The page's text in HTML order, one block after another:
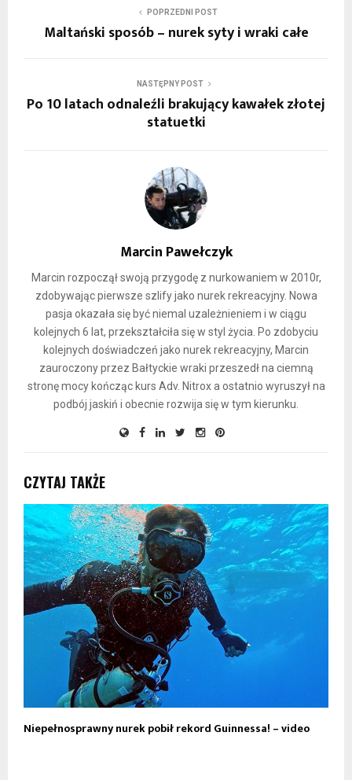
POPRZEDNI POST
Maltański sposób – nurek syty i wraki całe
NASTĘPNY POST
Po 10 latach odnaleźli brakujący kawałek złotej
statuetki
Marcin Pawełczyk
Marcin rozpoczął swoją przygodę z nurkowaniem w 2010r,
zdobywając pierwsze szlify jako nurek rekreacyjny. Nowa
pasja okazała się być niemal uzależnieniem i w ciągu
kolejnych 6 lat, przekształciła się w styl życia. Po zdobyciu
kolejnych doświadczeń jako nurek rekreacyjny, Marcin
zauroczony przez Bałtyckie wraki przeszedł na ciemną
stronę mocy kończąc kurs Adv. Nitrox a ostatnio wyruszył na
podbój jaskiń i obecnie rozwija się w tym kierunku.
CZYTAJ TAKŻE
Niepełnosprawny nurek pobił rekord Guinnessa! – video